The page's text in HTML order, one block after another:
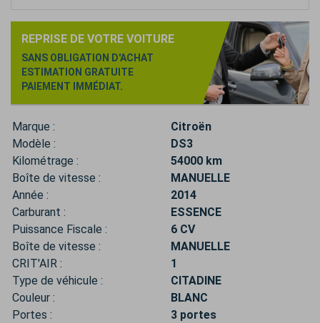
REPRISE DE VOTRE VOITURE
SANS OBLIGATION D'ACHAT
ESTIMATION GRATUITE
PAIEMENT IMMÉDIAT.
Marque :
Citroën
Modèle :
DS3
Kilométrage :
54000 km
Boîte de vitesse :
MANUELLE
Année :
2014
Carburant :
ESSENCE
Puissance Fiscale :
6 CV
Boîte de vitesse :
MANUELLE
CRIT'AIR :
1
Type de véhicule :
CITADINE
Couleur :
BLANC
Portes :
3 portes